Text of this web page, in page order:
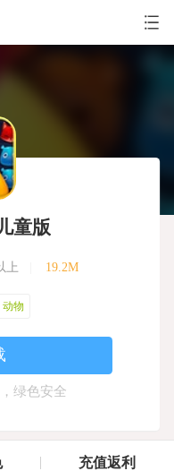
童版
上 19.2M
动物
绿色安全
充值返利